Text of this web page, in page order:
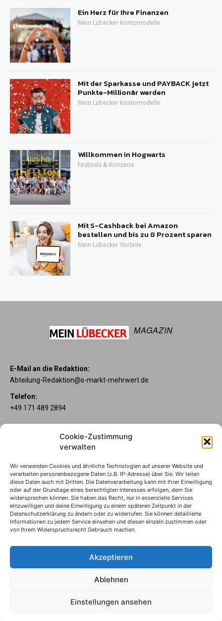
Cookie-Zustimmung
verwalten
Wir verwenden Cookies und ähnliche Technologien auf unserer Website und
verarbeiten personenbezogene Daten (z.B. IP-Adresse) über Sie. Wir teilen
diese Daten auch mit Dritten. Die Datenverarbeitung kann mit Ihrer Einwilligung
oder auf der Grundlage eines berechtigten Interesses erfolgen, dem Sie
widersprechen können. Sie haben das Recht, nur in essenzielle Services
einzuwilligen und deine Einwilligung zu einem späteren Zeitpunkt in der
Datenschutzerklärung zu ändern oder zu widerrufen. Sie können detaillierte
Informationen zu jedem Service einsehen und diesen einzeln zustimmen oder
von Ihrem Widerspruchsrecht Gebrauch machen.
Akzeptieren
Ablehnen
Einstellungen ansehen
Ein Herz für Ihre Finanzen
Mein Lübecker Kontomodelle
Mit der Sparkasse und PAYBACK jetzt
Punkte-Millionär werden
Mein Lübecker Kontomodelle
Willkommen in Hogwarts
Festivals & Konzerte
Mit S-Cashback bei Amazon
bestellen und bis zu 8 Prozent sparen
Mein Lübecker Vorteile
MAGAZIN
E-Mail an die Redaktion:
Abteilung-Redaktion@s-markt-mehrwert.de
Telefon:
+49 171 489 2894
Wenn’s um Geld geht, hat jeder ganz individuelle Vorstellungen.
Mein Lübecker Konto genau das Richtige für Sie. Unsere
Kontomodelle Mein Lübecker Premium, Mein Lübecker Comfort
und Mein Lübecker Fresh bieten Ihnen etliche Inklusivleistungen.
Im Mein Lübecker Magazin erfahren Sie immer, was es Neues
gibt.
Die Mein Lübecker Kontomodelle
Datenverwendung
© S-Markt & Mehrwert & Sparkasse zu Lübeck, 2024